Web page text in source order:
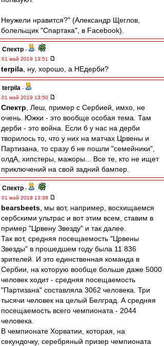
Неужели нравится?" (Александр Щеглов,
болельщик "Спартака", в Facebook).
Спектр -
01 май 2019 13:51
terpila , ну, хорошо, а НЕдерби?
terpila -
01 май 2019 13:50
Спектр , Леш, пример с Сербией, имхо, не
очень. Южки - это вообще особая тема. Там
дерби - это война. Если б у нас на дерби
творилось то, что у них на матчах Црвены и
Партизана, то сразу б не пошли "семейники",
олдА, хипстеры, мажоры... Все те, кто не ищет
приключений на свой задний бампер.
Спектр -
01 май 2019 13:38
bearsbeets , мы вот, например, восхищаемся
сербскими ультрас и вот этим всем, ставим в
пример "Црвену Звезду" и так далее.
Так вот, средняя посещаемость "Црвены
Звезды" в прошедшем году была 11 836
зрителей. И это единственная команда в
Сербии, на которую вообще больше даже 5000
человек ходит - средняя посещаемость
"Партизана" составляла 3062 человека. Три
тысячи человек на целый Белград. А средняя
посещаемость всего чемпионата - 2044
человека.
В чемпионате Хорватии, которая, на
секундочку, серебряный призер чемпионата